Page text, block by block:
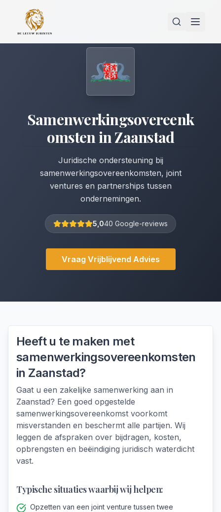
Samenwerkingsovereenk
omsteninZaanstad
Juridische ondersteuning bij
samenwerkingsovereenkomsten, joint
ventures en partnerships tussen
ondernemingen.
5,040 Google-reviews
Vraag Vrijblijvend Advies
Heeft u te maken met
samenwerkingsovereenkomsten
in Zaanstad?
Gaat u een zakelijke samenwerking aan in
Zaanstad? Een goed opgestelde
samenwerkingsovereenkomst voorkomt
misverstanden en beschermt alle partijen. Wij
leggen de afspraken over bijdragen, kosten,
opbrengsten en beëindiging juridisch waterdicht
vast.
Typische situaties waarbij wij helpen:
Opzetten van een joint venture tussen twee